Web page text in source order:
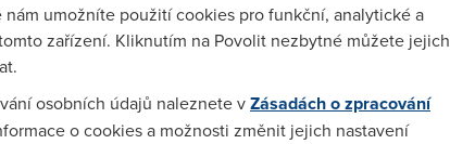
nám umožníte použití cookies pro funkční, analytické a
zařízení. Kliknutím na Povolit nezbytné můžete jejich
osobních údajů naleznete vZásadách o zpracování
o cookies a možnosti změnit jejich nastavení